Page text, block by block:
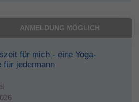
ANMELDUNG MÖGLICH
für mich - eine Yoga-
für jedermann